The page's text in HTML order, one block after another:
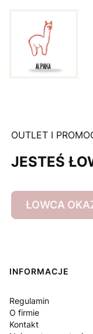
OUTLET I
JESTEŚ
ŁOWCA
Linki w stopce
INFORMACJE
Regulamin
O firmie
Kontakt